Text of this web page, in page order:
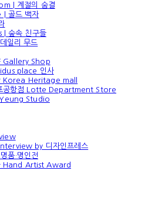
| 계절의 숨결
골드 백자
| 숲속 친구들
일리 무드
Gallery Shop
place 인사
Korea Heritage mall
공항점 Lotte Department Store
Studio
by 디자인프레스
품·명인전
Hand Artist Award